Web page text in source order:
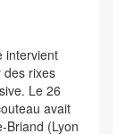
intervient
des rixes
Le 26
avait
Briand (Lyon